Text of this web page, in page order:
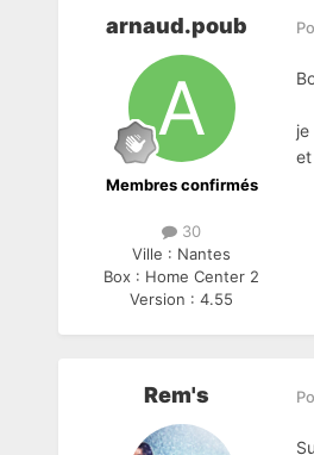
arnaud.poub
Membres confirmés
30
Ville : Nantes
Box : Home Center 2
Version :4.55
Rem's